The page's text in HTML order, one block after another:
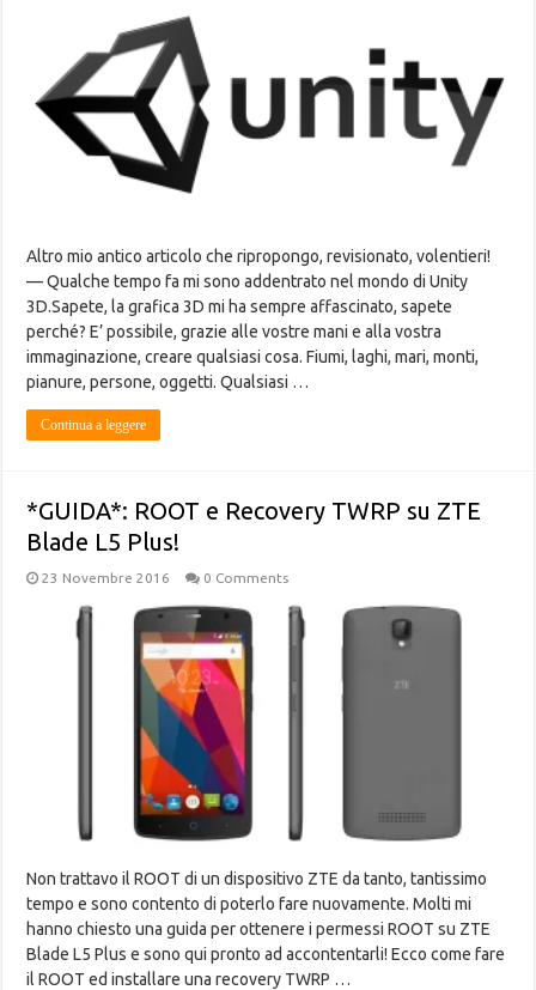
Altro mio antico articolo che ripropongo, revisionato, volentieri!
— Qualche tempo fa mi sono addentrato nel mondo di Unity
3D.Sapete, la grafica 3D mi ha sempre affascinato, sapete
perché? E’ possibile, grazie alle vostre mani e alla vostra
immaginazione, creare qualsiasi cosa. Fiumi, laghi, mari, monti,
pianure, persone, oggetti. Qualsiasi …
Continua a leggere
*GUIDA*: ROOT e Recovery TWRP su ZTE
Blade L5 Plus!
23 Novembre 2016 0 Comments
Non trattavo il ROOT di un dispositivo ZTE da tanto, tantissimo
tempo e sono contento di poterlo fare nuovamente. Molti mi
hanno chiesto una guida per ottenere i permessi ROOT su ZTE
Blade L5 Plus e sono qui pronto ad accontentarli! Ecco come fare
il ROOT ed installare una recovery TWRP …